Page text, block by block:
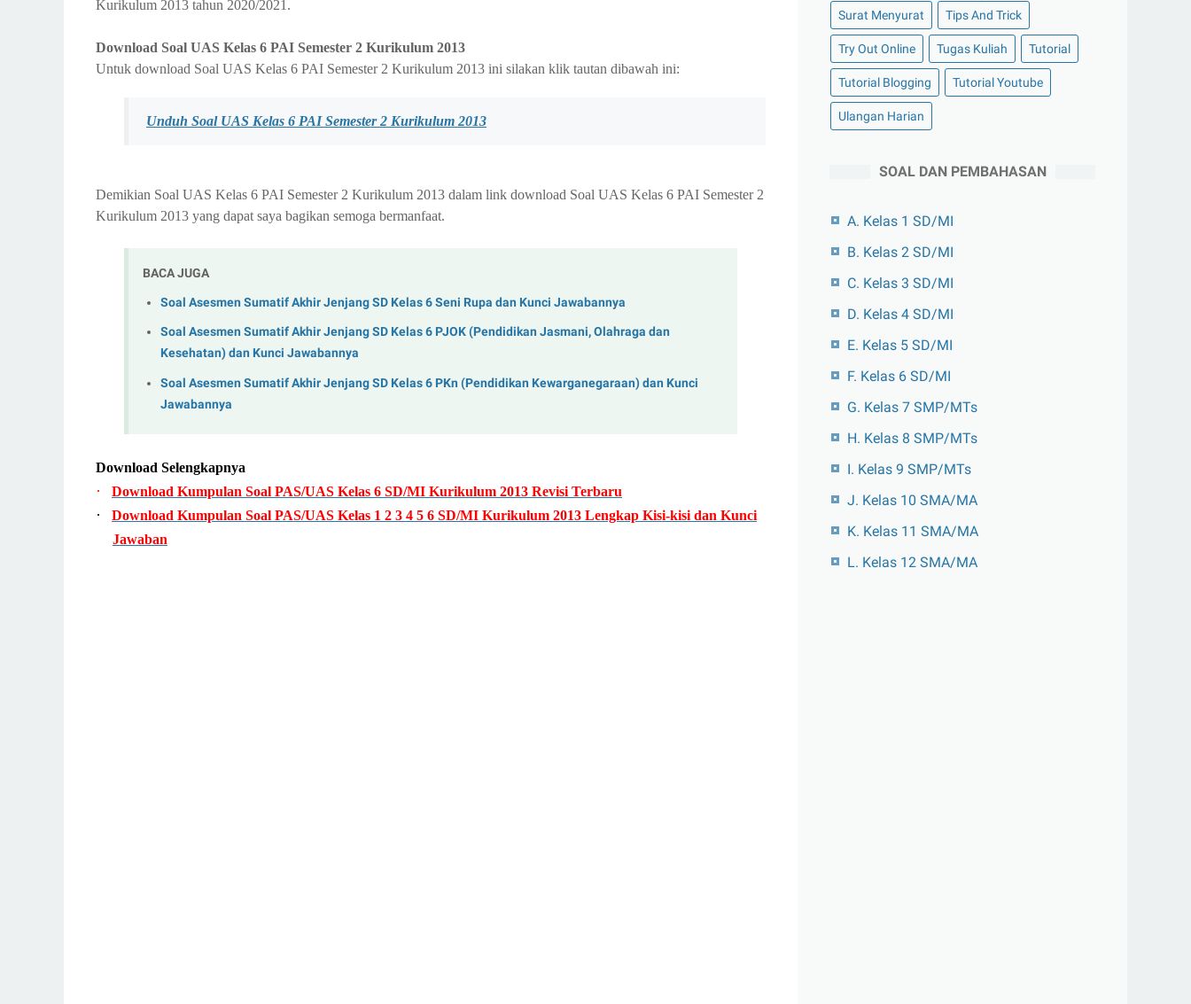
Kurikulum 2013 tahun 2020/2021.
Download Soal UAS Kelas 6 PAI Semester 2 Kurikulum 2013
Untuk download Soal UAS Kelas 6 PAI Semester 2 Kurikulum 2013 ini silakan klik tautan dibawah ini:
Unduh Soal UAS Kelas 6 PAI Semester 2 Kurikulum 2013
Demikian Soal UAS Kelas 6 PAI Semester 2 Kurikulum 2013 dalam link download Soal UAS Kelas 6 PAI Semester 2
Kurikulum 2013 yang dapat saya bagikan semoga bermanfaat.
BACA JUGA
Soal Asesmen Sumatif Akhir Jenjang SD Kelas 6 Seni Rupa dan Kunci Jawabannya
Soal Asesmen Sumatif Akhir Jenjang SD Kelas 6 PJOK (Pendidikan Jasmani, Olahraga dan
Kesehatan) dan Kunci Jawabannya
Soal Asesmen Sumatif Akhir Jenjang SD Kelas 6 PKn (Pendidikan Kewarganegaraan) dan Kunci
Jawabannya
Download Selengkapnya
· Download Kumpulan Soal PAS/UAS Kelas 6 SD/MI Kurikulum 2013 Revisi Terbaru
·
Download Kumpulan Soal PAS/UAS Kelas 1 2 3 4 5 6 SD/MI Kurikulum 2013 Lengkap Kisi-kisi dan Kunci
Jawaban
Surat Menyurat Tips And Trick
Try Out Online Tugas Kuliah Tutorial
Tutorial Blogging Tutorial Youtube
Ulangan Harian
SOAL DAN PEMBAHASAN
A. Kelas 1 SD/MI
B. Kelas 2 SD/MI
C. Kelas 3 SD/MI
D. Kelas 4 SD/MI
E. Kelas 5 SD/MI
F. Kelas 6 SD/MI
G. Kelas 7 SMP/MTs
H. Kelas 8 SMP/MTs
I. Kelas 9 SMP/MTs
J. Kelas 10 SMA/MA
K. Kelas 11 SMA/MA
L. Kelas 12 SMA/MA